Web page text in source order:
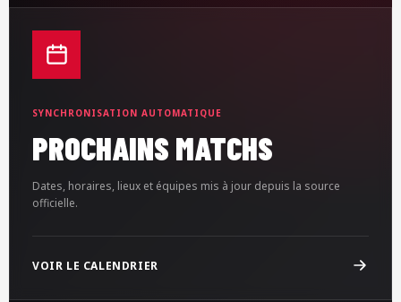
SYNCHRONISATION AUTOMATIQUE
PROCHAINS MATCHS
Dates, horaires, lieux et équipes mis à jour depuis la source
officielle.
VOIR LE CALENDRIER